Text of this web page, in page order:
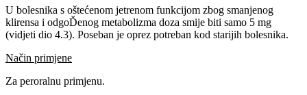
U bolesnika s oštećenom jetrenom funkcijom zbog smanjenog
klirensa i odgoĎenog metabolizma doza smije biti samo 5 mg
(vidjeti dio 4.3). Poseban je oprez potreban kod starijih bolesnika.
Način primjene
Za peroralnu primjenu.